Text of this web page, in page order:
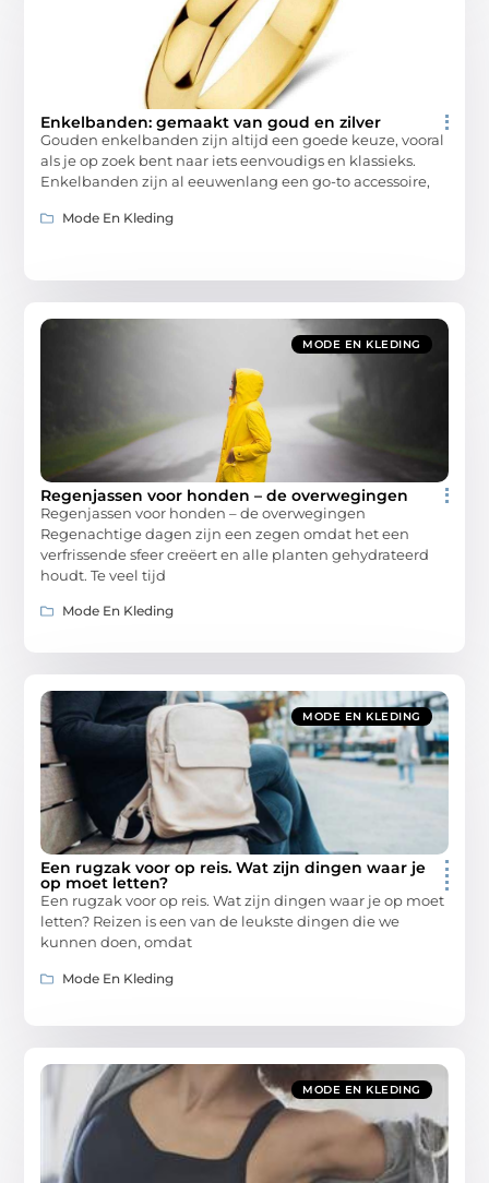
Enkelbanden: gemaakt van goud en zilver
Gouden enkelbanden zijn altijd een goede keuze, vooral
als je op zoek bent naar iets eenvoudigs en klassieks.
Enkelbanden zijn al eeuwenlang een go-to accessoire,
Mode En Kleding
MODE EN KLEDING
Regenjassen voor honden – de overwegingen
Regenjassen voor honden – de overwegingen
Regenachtige dagen zijn een zegen omdat het een
verfrissende sfeer creëert en alle planten gehydrateerd
houdt. Te veel tijd
Mode En Kleding
MODE EN KLEDING
Een rugzak voor op reis. Wat zijn dingen waar je
op moet letten?
Een rugzak voor op reis. Wat zijn dingen waar je op moet
letten? Reizen is een van de leukste dingen die we
kunnen doen, omdat
Mode En Kleding
MODE EN KLEDING